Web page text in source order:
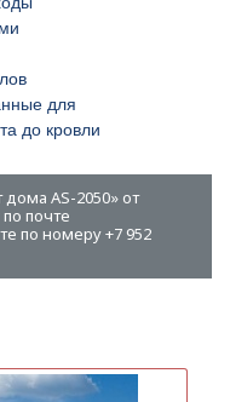
для
до кровли
AS-2050» от
почте
по номеру +7 952